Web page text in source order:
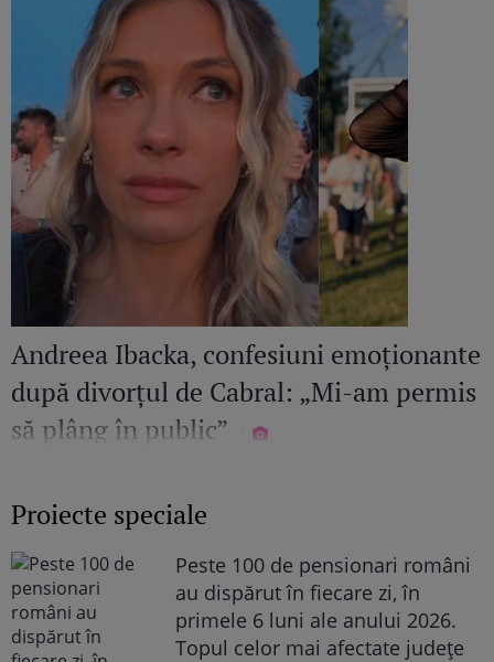
Andreea Ibacka, confesiuni emoționante
după divorțul de Cabral: „Mi-am permis
să plâng în public”
Proiecte speciale
Peste 100 de pensionari români
au dispărut în fiecare zi, în
primele 6 luni ale anului 2026.
Topul celor mai afectate județe